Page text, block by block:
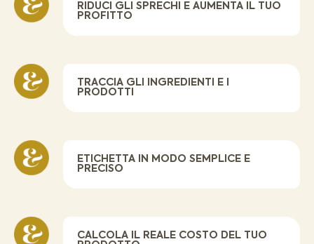
RIDUCI GLI SPRECHI E AUMENTA IL TUO
PROFITTO
TRACCIA GLI INGREDIENTI E I
PRODOTTI
ETICHETTA IN MODO SEMPLICE E
PRECISO
CALCOLA IL REALE COSTO DEL TUO